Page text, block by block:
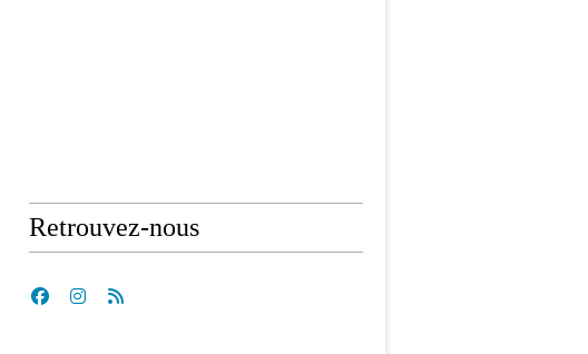
Retrouvez-nous